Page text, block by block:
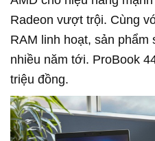
Radeon vượt trội. Cùng
RAM linh hoạt, sản phẩm
nhiều năm tới. ProBook
triệu đồng.